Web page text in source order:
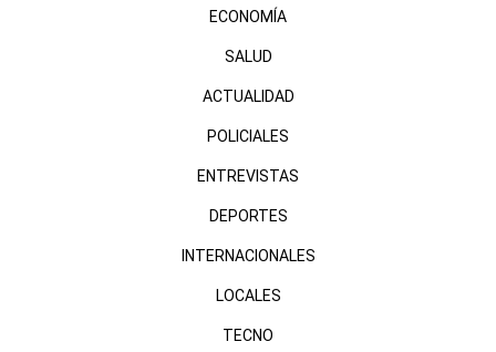
ECONOMÍA
SALUD
ACTUALIDAD
POLICIALES
ENTREVISTAS
DEPORTES
INTERNACIONALES
LOCALES
TECNO